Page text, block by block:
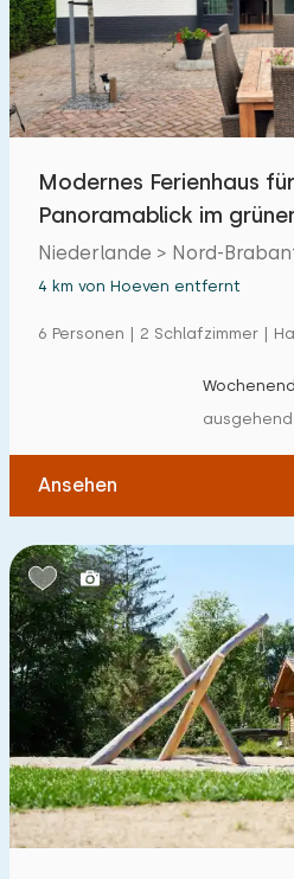
Schwimmbad
Eingezäunter Garten
Haustierfrei
Ladestation Auto
Budget
€ 0 — €
Mindestanzahl
Schlafzimmern:
1 2
Badezimmer:
1 2 3 4
Entfernungen
Modernes Ferienhaus
Panoramablick im
Brabant in Schijndel
Niederlande > Nord-
4 km von Hoeven entfernt
6 Personen | 2 Schlafzimmer |
ausgehend
Ansehen